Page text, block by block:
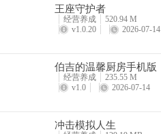
王座守护者
经营养成
520.94 M
v1.0.20
2026-07-14
伯吉的温馨厨房手机版
经营养成
235.55 M
v1.0
2026-07-14
冲击模拟人生